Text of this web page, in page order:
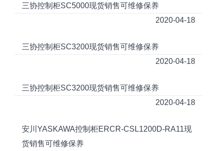
三协控制柜SC5000现货销售可维修保养
2020-04-18
三协控制柜SC3200现货销售可维修保养
2020-04-18
三协控制柜SC3200现货销售可维修保养
2020-04-18
安川YASKAWA控制柜ERCR-CSL1200D-RA11现
货销售可维修保养